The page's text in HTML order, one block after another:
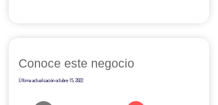
Conoce este negocio
Última actualizaciónoctubre 15, 2022